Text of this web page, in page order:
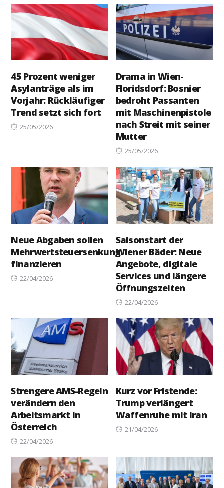
45 Prozent weniger
Asylanträge als im
Vorjahr: Rückläufiger
Trend setzt sich fort
Posted
25/05/2026
Drama in Wien-
Floridsdorf: Bosnier
bedroht Passanten
mit Maschinenpistole
nach Streit mit seiner
Mutter
Posted
25/05/2026
Neue Abgaben sollen
Mehrwertsteuersenkung
finanzieren
Posted
22/04/2026
Saisonstart der
Wiener Bäder: Neue
Angebote, digitale
Services und längere
Öffnungszeiten
Posted
22/04/2026
Strengere AMS-Regeln
verändern den
Arbeitsmarkt in
Österreich
Posted
22/04/2026
Kurz vor Fristende:
Trump verlängert
Waffenruhe mit Iran
Posted
21/04/2026